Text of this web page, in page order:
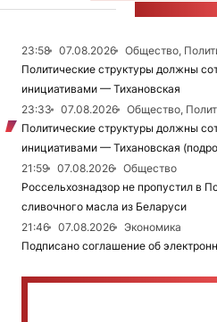
23:58 07.08.2026
Общество,
Политические структуры должны
инициативами — Тихановская
23:33
07.08.2026
Общество,
Политические структуры должны
инициативами — Тихановская
21:59
07.08.2026
Общество
Россельхознадзор не пропустил в
сливочного масла из Беларуси
21:46
07.08.2026
Экономика
Подписано соглашение об